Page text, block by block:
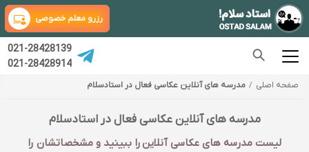
رزرو معلم خصوصی
021-28428139
021-28428914
صفحه اصلی مدرسه های آنلاین عکاسی فعال در استادسلام
مدرسه های آنلاین عکاسی فعال در استادسلام
لیست مدرسه های عکاسی آنلاین را ببینید و مشخصاتشان را